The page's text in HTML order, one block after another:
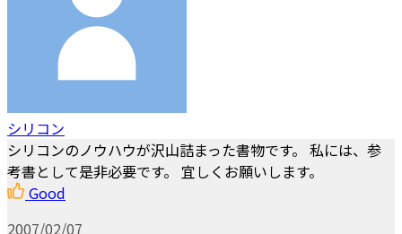
シリコン
シリコンのノウハウが沢山詰まった書物です。 私には、参
考書として是非必要です。 宜しくお願いします。
Good
2007/02/07